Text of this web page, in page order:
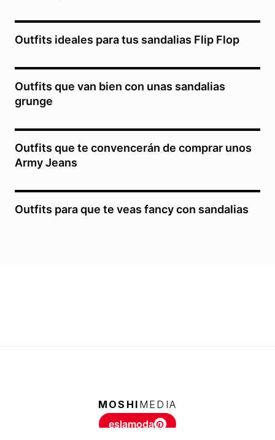
Outfits ideales para tus sandalias Flip Flop
Outfits que van bien con unas sandalias
grunge
Outfits que te convencerán de comprar unos
Army Jeans
Outfits para que te veas fancy con sandalias
MOSHI MEDIA
eslamoda